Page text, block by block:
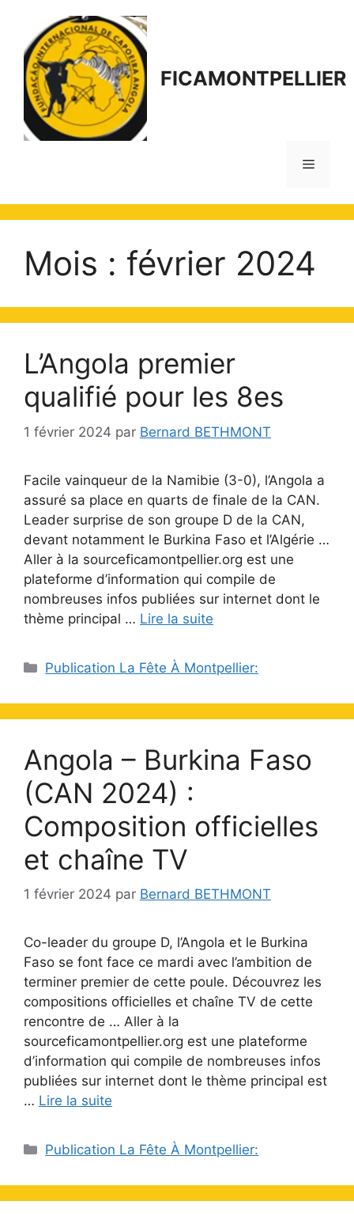
contenu
FICAMONTPELLIER
Menu
Mois : février 2024
L’Angola premier
qualifié pour les 8es
1 février 2024 par Bernard BETHMONT
Facile vainqueur de la Namibie (3-0), l’Angola a
assuré sa place en quarts de finale de la CAN.
Leader surprise de son groupe D de la CAN,
devant notamment le Burkina Faso et l’Algérie …
Aller à la sourceficamontpellier.org est une
plateforme d’information qui compile de
nombreuses infos publiées sur internet dont le
thème principal … Lire la suite
Catégories
Publication La Fête À Montpellier:
Angola – Burkina Faso
(CAN 2024) :
Composition officielles
et chaîne TV
1 février 2024 par Bernard BETHMONT
Co-leader du groupe D, l’Angola et le Burkina
Faso se font face ce mardi avec l’ambition de
terminer premier de cette poule. Découvrez les
compositions officielles et chaîne TV de cette
rencontre de … Aller à la
sourceficamontpellier.org est une plateforme
d’information qui compile de nombreuses infos
publiées sur internet dont le thème principal est
… Lire la suite
Catégories
Publication La Fête À Montpellier: